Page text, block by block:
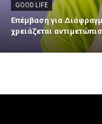
GOOD LIFE
Επέμβαση για
χρειάζεται